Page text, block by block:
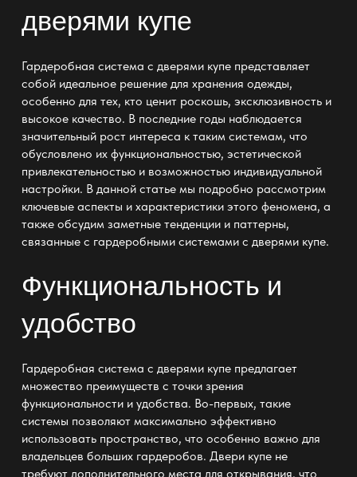
дверями купе
Гардеробная система с дверями купе представляет
собой идеальное решение для хранения одежды,
особенно для тех, кто ценит роскошь, эксклюзивность и
высокое качество. В последние годы наблюдается
значительный рост интереса к таким системам, что
обусловлено их функциональностью, эстетической
привлекательностью и возможностью индивидуальной
настройки. В данной статье мы подробно рассмотрим
ключевые аспекты и характеристики этого феномена, а
также обсудим заметные тенденции и паттерны,
связанные с гардеробными системами с дверями купе.
Функциональность и
удобство
Гардеробная система с дверями купе предлагает
множество преимуществ с точки зрения
функциональности и удобства. Во-первых, такие
системы позволяют максимально эффективно
использовать пространство, что особенно важно для
владельцев больших гардеробов. Двери купе не
требуют дополнительного места для открывания, что